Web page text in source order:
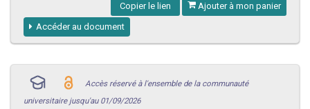
Copier le lien Ajouter à mon panier
Accéder au document
Accès réservé à l'ensemble de la communauté
universitaire jusqu'au 01/09/2026